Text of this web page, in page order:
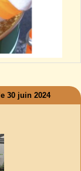
30 juin 2024